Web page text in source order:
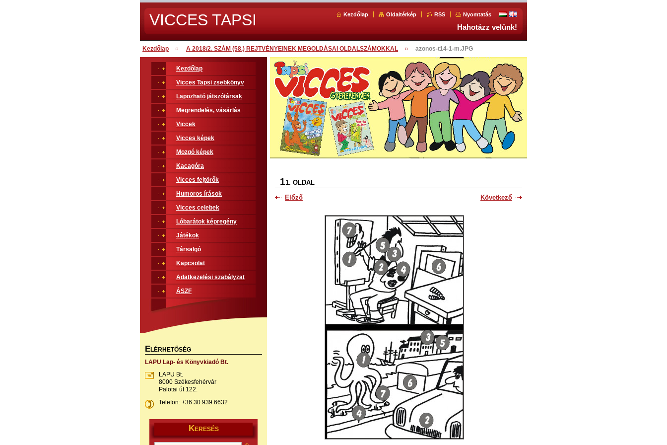
VICCES TAPSI Kezdőlap Oldaltérkép RSS Nyomtatás
Hahotázz velünk!
Kezdőlap A 2018/2. SZÁM (58.) REJTVÉNYEINEK MEGOLDÁSAI OLDALSZÁMOKKAL azonos-t14-1-m.JPG
11. OLDAL
Előző
Következő
Kezdőlap
Vicces Tapsi zsebkönyv
Lapozható játszótársak
Megrendelés, vásárlás
Viccek
Vicces képek
Mozgó képek
Kacagóra
Vicces fejtörők
Humoros írások
Vicces celebek
Lóbarátok képregény
Játékok
Társalgó
Kapcsolat
Adatkezelési szabályzat
ÁSZF
ELÉRHETŐSÉG
LAPU Lap- és Könyvkiadó Bt.
LAPU Bt.
8000 Székesfehérvár
Palotai út 122.
Telefon: +36 30 939 6632
KERESÉS